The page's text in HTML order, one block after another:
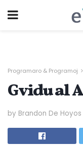
Programaro & Programoj
Gvidu al
by Brandon De Hoyos